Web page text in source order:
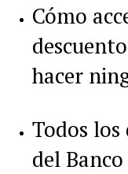
Cómo
hacer
Todos los
del